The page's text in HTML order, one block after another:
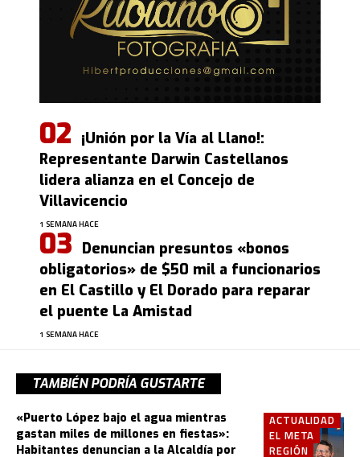
¡Unión por la Vía al Llano!:
Representante Darwin Castellanos
lidera alianza en el Concejo de
Villavicencio
1 SEMANA HACE
Denuncian presuntos «bonos
obligatorios» de $50 mil a funcionarios
en El Castillo y El Dorado para reparar
el puente La Amistad
1 SEMANA HACE
TAMBIÉN PODRÍA GUSTARTE
ACTUALIDAD
EL META
REGIÓN
«Puerto López bajo el agua mientras
gastan miles de millones en fiestas»:
Habitantes denuncian a la Alcaldía por